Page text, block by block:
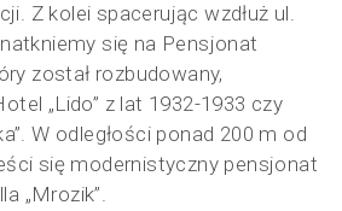
Z kolei spacerując wzdłuż ul.
się na Pensjonat
został rozbudowany,
„Lido” z lat 1932-1933 czy
W odległości ponad 200 m od
się modernistyczny pensjonat
„Mrozik”.